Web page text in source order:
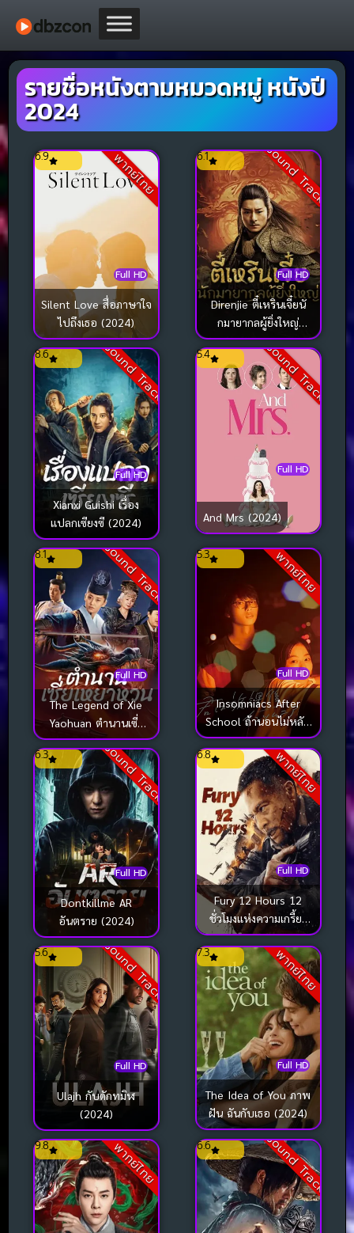
รายชื่อหนังตามหมวดหมู่ หนังปี
2024
พากย์ไทย
Full HD
6.9
Silent Love สื่อภาษาใจ
ไปถึงเธอ (2024)
Sound Track
Full HD
6.1
Direnjie ตี๋เหรินเจี๋ยนั
กมายากลผู้ยิ่งใหญ่
(2024)
Sound Track
Full HD
8.6
Xianxi Guishi เรื่อง
แปลกเซียงซี (2024)
Sound Track
Full HD
5.4
And Mrs (2024)
Sound Track
Full HD
8.1
The Legend of Xie
Yaohuan ตำนานเซี่ย
เหยาหวนเมืองตะวันตก
(2024)
พากย์ไทย
Full HD
5.3
Insomniacs After
School ถ้านอนไม่หลับ
ไปนับดาวกันไหม
(2024)
Sound Track
Full HD
6.3
Dontkillme AR
อันตราย (2024)
พากย์ไทย
Full HD
6.8
Fury 12 Hours 12
ชั่วโมงแห่งความเกรี้ยว
กราด (2024)
Sound Track
Full HD
5.6
Ulajh กับดักทมิฬ
(2024)
พากย์ไทย
Full HD
7.3
The Idea of You ภาพ
ฝัน ฉันกับเธอ (2024)
พากย์ไทย
9.8 Sound Track
6.6